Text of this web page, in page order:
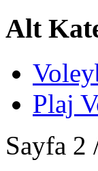
Alt
Plaj
Sayfa 2